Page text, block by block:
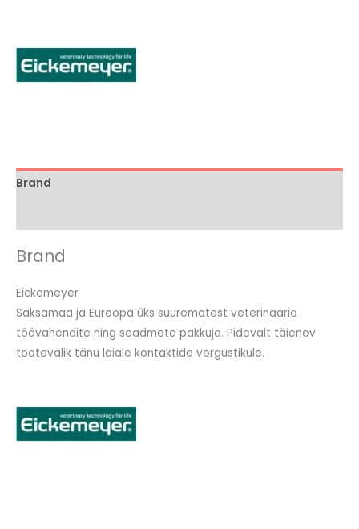
Brand
Brand
Eickemeyer
Saksamaa ja Euroopa üks suurematest veterinaaria
töövahendite ning seadmete pakkuja. Pidevalt täienev
tootevalik tänu laiale kontaktide võrgustikule.